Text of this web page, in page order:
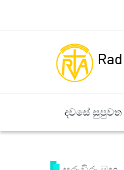
දවසේ සුපුවත